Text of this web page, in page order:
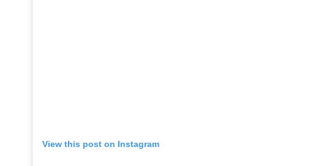
View this post on Instagram